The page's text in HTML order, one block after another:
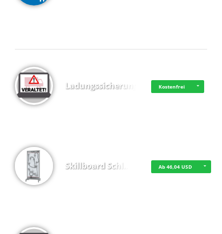
Ladungssicherung Kostenfrei
Skillboard Schl… Ab 46,04 USD